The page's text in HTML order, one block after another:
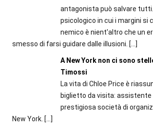
antagonista può salvare tutti.
psicologico in cui i margini si
nemico è nient'altro che un
smesso di farsi guidare dalle illusioni. […]
A New York non ci sono
Timossi
La vita di Chloe Price è
biglietto da visita: assistente
prestigiosa società di
New York. […]